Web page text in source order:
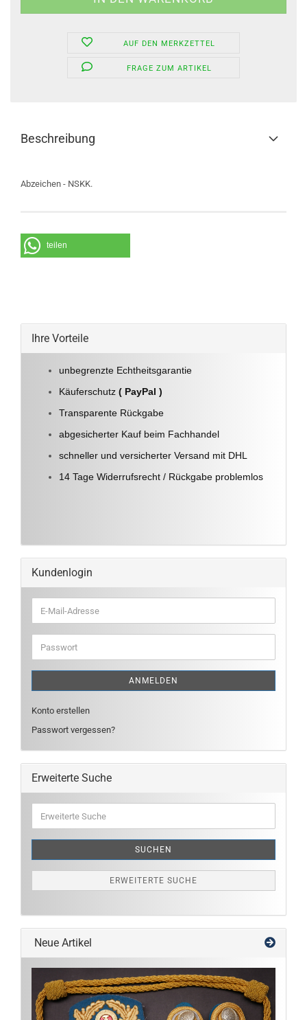
AUF DEN MERKZETTEL
FRAGE ZUM ARTIKEL
Beschreibung
Abzeichen - NSKK.
teilen
Ihre Vorteile
unbegrenzte Echtheitsgarantie
Käuferschutz ( PayPal )
Transparente Rückgabe
abgesicherter Kauf beim Fachhandel
schneller und versicherter Versand mit DHL
14 Tage Widerrufsrecht / Rückgabe problemlos
Kundenlogin
E-
Mail-
Adresse
Passwort
ANMELDEN
Konto erstellen
Passwort vergessen?
Erweiterte Suche
Suche
SUCHEN
ERWEITERTE SUCHE
Neue Artikel